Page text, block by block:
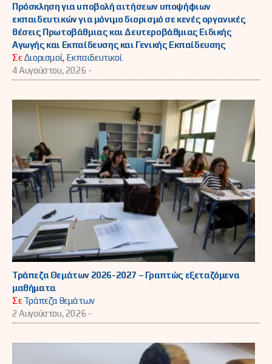
Πρόσκληση για υποβολή αιτήσεων υποψήφιων
εκπαιδευτικών για μόνιμο διορισμό σε κενές οργανικές
θέσεις Πρωτοβάθμιας και Δευτεροβάθμιας Ειδικής
Αγωγής και Εκπαίδευσης και Γενικής Εκπαίδευσης
ΣεΔιορισμοί, Εκπαιδευτικοί
4 Αυγούστου, 2026 -
Τράπεζα Θεμάτων 2026-2027 – Γραπτώς εξεταζόμενα
μαθήματα
ΣεΤράπεζα θεμάτων
2 Αυγούστου, 2026 -